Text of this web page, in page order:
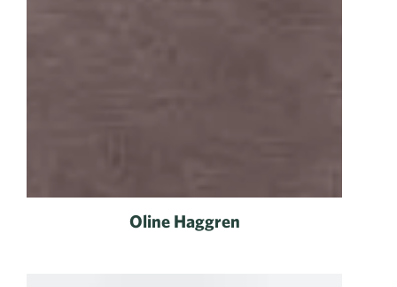
Oline Haggren